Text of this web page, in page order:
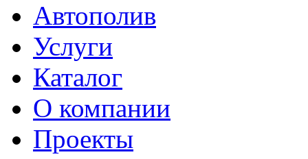
Автополив
Услуги
Каталог
О компании
Проекты